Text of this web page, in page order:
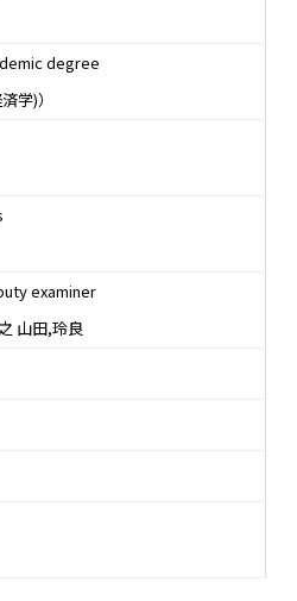
degree
学)）
examiner
山田,玲良